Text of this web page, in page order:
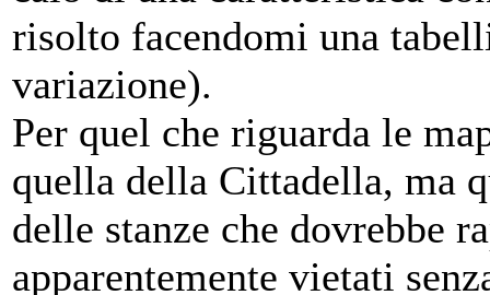
risolto facendomi una
variazione).
Per quel che riguarda le
quella della Cittadella, ma
delle stanze che dovrebbe
apparentemente vietati